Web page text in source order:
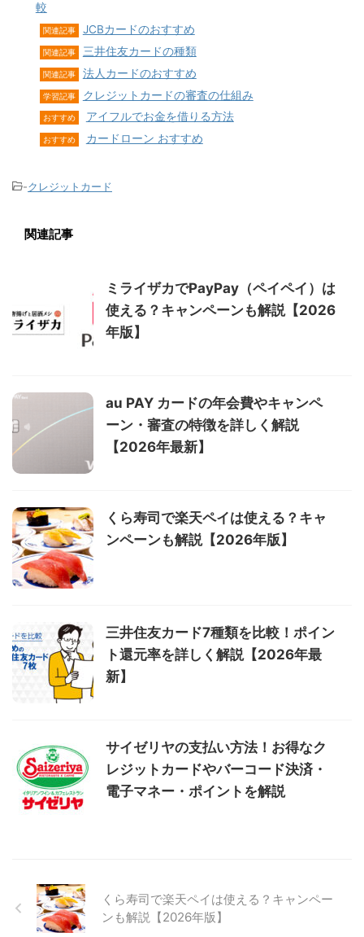
較
関連記事 JCBカードのおすすめ
関連記事 三井住友カードの種類
関連記事 法人カードのおすすめ
学習記事 クレジットカードの審査の仕組み
おすすめ アイフルでお金を借りる方法
おすすめ カードローン おすすめ
-クレジットカード
関連記事
ミライザカでPayPay（ペイペイ）は
使える？キャンペーンも解説【2026
年版】
au PAY カードの年会費やキャンペ
ーン・審査の特徴を詳しく解説
【2026年最新】
くら寿司で楽天ペイは使える？キャ
ンペーンも解説【2026年版】
三井住友カード7種類を比較！ポイン
ト還元率を詳しく解説【2026年最
新】
サイゼリヤの支払い方法！お得なク
レジットカードやバーコード決済・
電子マネー・ポイントを解説
くら寿司で楽天ペイは使える？キャンペー
ンも解説【2026年版】